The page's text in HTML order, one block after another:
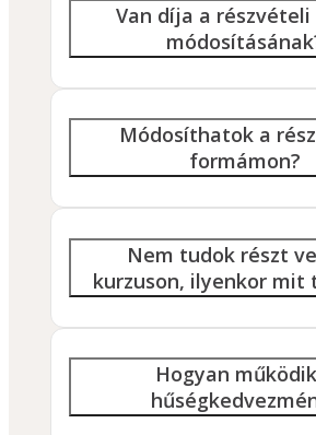
Van díja a
Módosíthatok a
formámon?
Nem tudok részt
kurzuson, ilyenkor mit
Hogyan